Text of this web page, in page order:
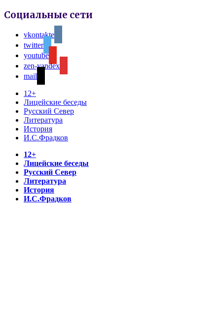
Социальные сети
vkontakte
twitter
youtube
zen-yandex
mail
12+
Лицейские беседы
Русский Север
Литература
История
И.С.Фрадков
12+
Лицейские беседы
Русский Север
Литература
История
И.С.Фрадков